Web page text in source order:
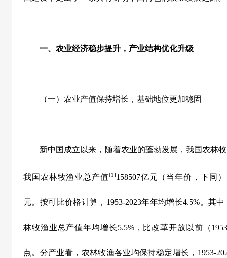
一、农业经济稳步提升，产业结构优化升级
（一）农业产值保持增长，基础地位更加稳固
新中国成立以来，随着农业的蓬勃发展，我国农林牧
我国农林牧渔业总产值 [1] 158507亿元（当年价，下同
元。按可比价格计算， 1953-2023年年均增长4.5%。其
林牧渔业总产值年均增长5.5%，比改革开放以前（
点。分产业看，农林牧渔各业均保持稳定增长， 1953-